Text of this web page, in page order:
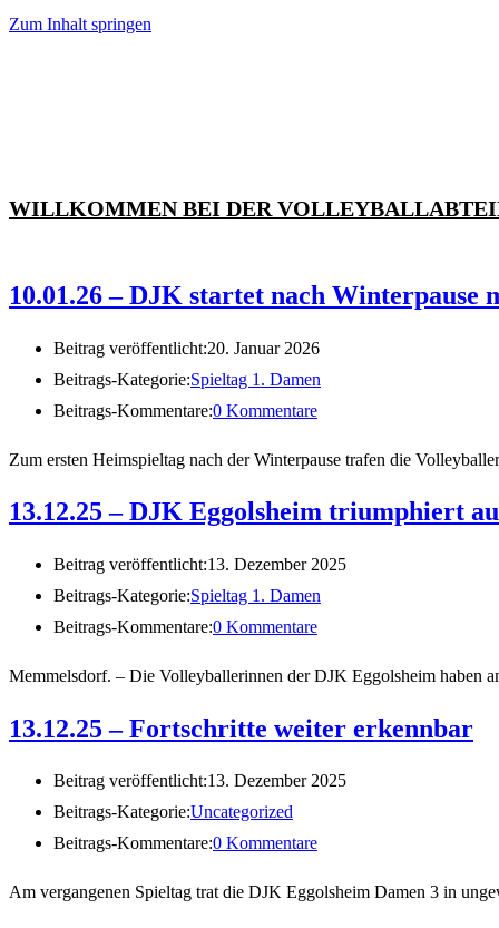
Zum Inhalt springen
WILLKOMMEN BEI DER
10.01.26 – DJK startet nach
Beitrag veröffentlicht:20. Januar 2026
Beitrags-Kategorie:Spieltag 1. Damen
Beitrags-Kommentare:0 Kommentare
Zum ersten Heimspieltag nach der Winterpause trafen die
13.12.25 – DJK Eggolsheim triumphiert
Beitrag veröffentlicht:13. Dezember 2025
Beitrags-Kategorie:Spieltag 1. Damen
Beitrags-Kommentare:0 Kommentare
Memmelsdorf. – Die Volleyballerinnen der DJK Eggolsheim haben
13.12.25 – Fortschritte weiter erkennbar
Beitrag veröffentlicht:13. Dezember 2025
Beitrags-Kategorie:Uncategorized
Beitrags-Kommentare:0 Kommentare
Am vergangenen Spieltag trat die DJK Eggolsheim Damen 3 in